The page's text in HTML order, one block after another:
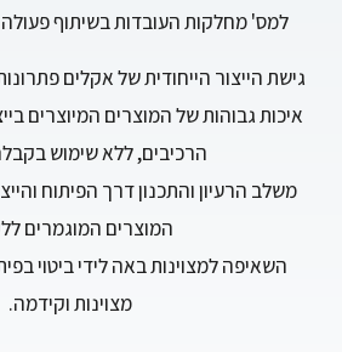
למס' מחלקות העובדות בשיתוף
גישת הייצור הייחודית של אקלים
איכות גבוהות של המוצרים המיוצרים
הרכיבים, ללא שימוש
משלב הרעיון והתכנון דרך הפיתוח
המוצרים המוגמרים
השאיפה למצוינות באה לידי ביטוי
מצוינות וקידמה.